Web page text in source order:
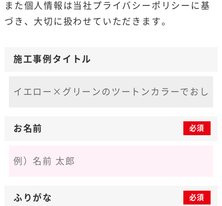
また個人情報は当社 プライバシーポリシー に基
づき、大切に扱わせていただきます。
施工事例タイトル
お名前 必須
ふりがな 必須